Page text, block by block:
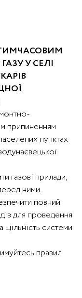
У СЕЛІ
припиненням
пунктах
газові прилади,
ними.
повний
для проведення
щільність системи
правил